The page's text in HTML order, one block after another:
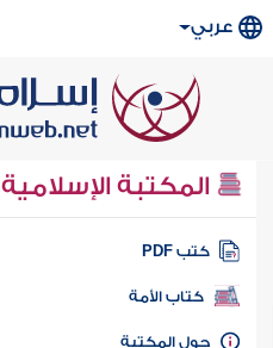
عربي
المكتبة الإسلامية
كتب PDF
كتاب الأمة